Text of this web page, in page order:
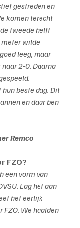
gestreden en
komen terecht
tweede helft
meter wilde
leeg, maar
2-0. Daarna
hun beste dag. Dit
en daar ben
Remco
FZO?
een vorm van
Lag het aan
het eerlijk
FZO. We haalden